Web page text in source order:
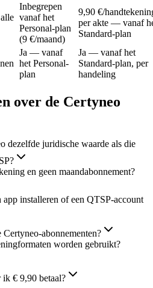
Inbegrepen
vanaf het
Personal-plan
(9 €/maand)
9,90 €/
per akte — vanaf
Standard-plan
Ja — vanaf
het Personal-
plan
Ja — vanaf het
Standard-plan, per
handeling
over de Certyneo
dezelfde juridische waarde als die
en geen maandabonnement?
app installeren of een QTSP-account
abonnementen?
worden gebruikt?
€ 9,90 betaal?